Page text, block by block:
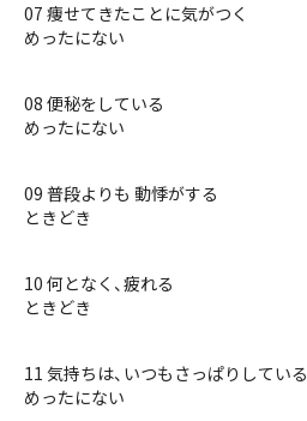
07 痩せてきたことに気がつく
めったにない
08 便秘をしている
めったにない
09 普段よりも 動悸がする
ときどき
10 何となく、疲れる
ときどき
11 気持ちは、いつもさっぱりしている
めったにない